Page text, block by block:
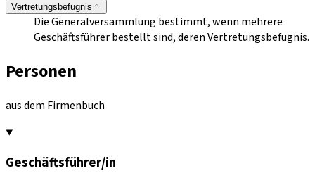
Vertretungsbefugnis
Die Generalversammlung bestimmt, wenn mehrere
Geschäftsführer bestellt sind, deren Vertretungsbefugnis.
Personen
aus dem Firmenbuch
Geschäftsführer/in